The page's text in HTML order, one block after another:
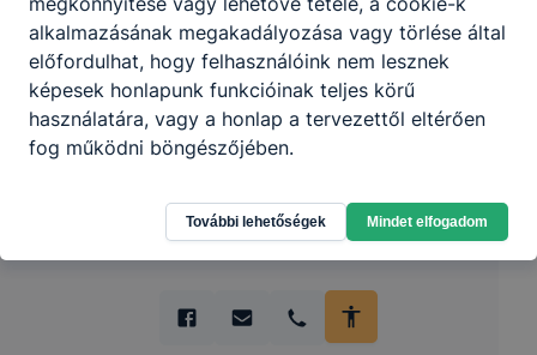
alkalmazásának megakadályozása vagy törlése által
előfordulhat, hogy felhasználóink nem lesznek
képesek honlapunk funkcióinak teljes körű
használatára, vagy a honlap a tervezettől eltérően
fog működni böngészőjében.
További lehetőségek Mindet elfogadom